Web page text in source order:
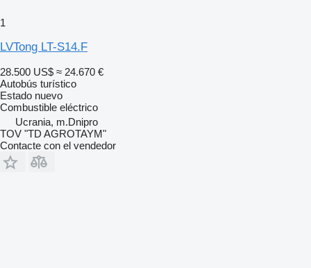
1
LVTong LT-S14.F
28.500 US$ ≈ 24.670 €
Autobús turístico
Estado nuevo
Combustible eléctrico
Ucrania, m.Dnipro
TOV "TD AGROTAYM"
Contacte con el vendedor